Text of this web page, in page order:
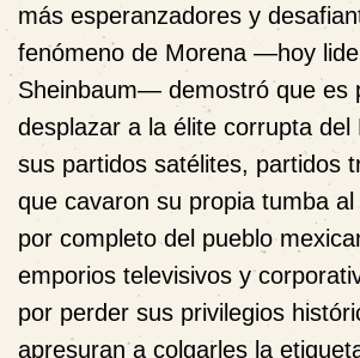
más esperanzadores y
fenómeno de Morena —hoy
Sheinbaum— demostró que es
desplazar a la élite corrupta del
sus partidos satélites, partidos
que cavaron su propia tumba
por completo del pueblo
emporios televisivos y
por perder sus privilegios
apresuran a colgarles la